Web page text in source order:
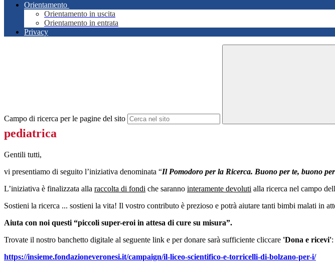
Orientamento
Orientamento in uscita
Orientamento in entrata
Privacy
Campo di ricerca per le pagine del sito
pediatrica
Gentili tutti,
vi presentiamo di seguito l’iniziativa denominata “Il Pomodoro per la Ricerca. Buono per te, buono
L’iniziativa è finalizzata alla raccolta di fondi che saranno interamente devoluti alla ricerca nel campo
Sostieni la ricerca ... sostieni la vita! Il vostro contributo è prezioso e potrà aiutare tanti bimbi malati in
Aiuta con noi questi “piccoli super-eroi in attesa di cure su misura”.
Trovate il nostro banchetto digitale al seguente link e per donare sarà sufficiente cliccare 'Dona e ricevi':
https://insieme.fondazioneveronesi.it/campaign/il-liceo-scientifico-e-torricelli-di-bolzano-per-i/